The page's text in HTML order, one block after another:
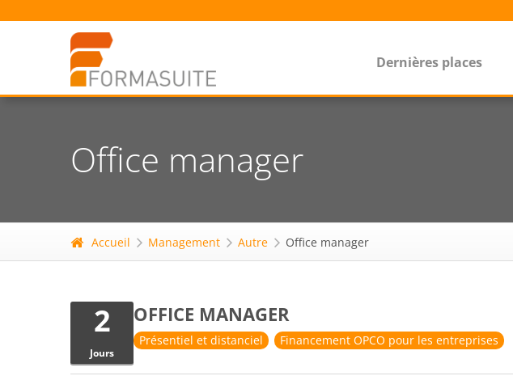
Dernières places
Office manager
Accueil Management Autre Office manager
2
Jours
OFFICE MANAGER
Présentiel et distanciel Financement OPCO pour les entreprises